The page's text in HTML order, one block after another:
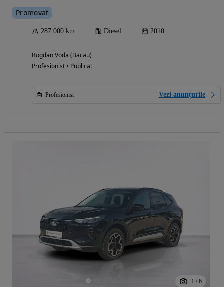
Promovat
287 000 km Diesel 2010
Bogdan Voda (Bacau)
Profesionist • Publicat
Profesionist Vezi anunțurile
1 / 6